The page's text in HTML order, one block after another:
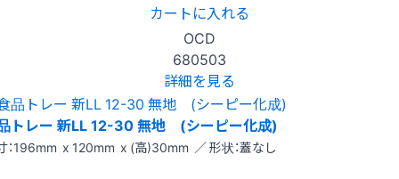
カートに入れる
OCD
680503
詳細を見る
トレー 新LL 12-30 無地 (シーピー化成)
：196mm x 120mm x (高)30mm ／ 形状：蓋なし